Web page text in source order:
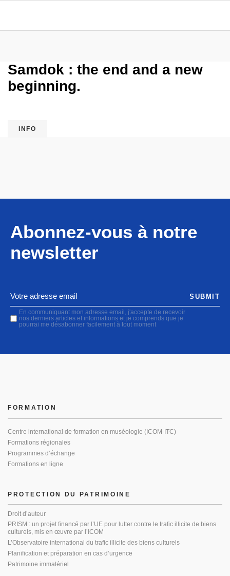
Samdok : the end and a new
beginning.
INFO
Abonnez-vous à notre
newsletter
En communiquant mon adresse email, j'accepte de recevoir
nos derniers articles et informations et je comprends que je
pourrai me désabonner facilement à tout moment
SUBMIT
PROTECTION DU PATRIMOINE
Droit d’auteur
PRISM : un projet financé par l’UE pour lutter contre le trafic illicite de biens
culturels, mis en œuvre par l’ICOM
L’Observatoire international du trafic illicite des biens culturels
Planification et préparation en cas d’urgence
Patrimoine immatériel
FORMATION
Centre international de formation en muséologie (ICOM-ITC)
Formations régionales
Programmes d’échange
Formations en ligne